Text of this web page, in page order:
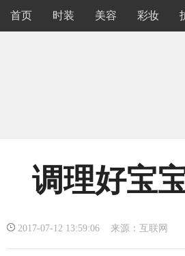
首页 时装 美容 彩妆
调理好宝
2017-07-12 13:59:06 来源：互联网